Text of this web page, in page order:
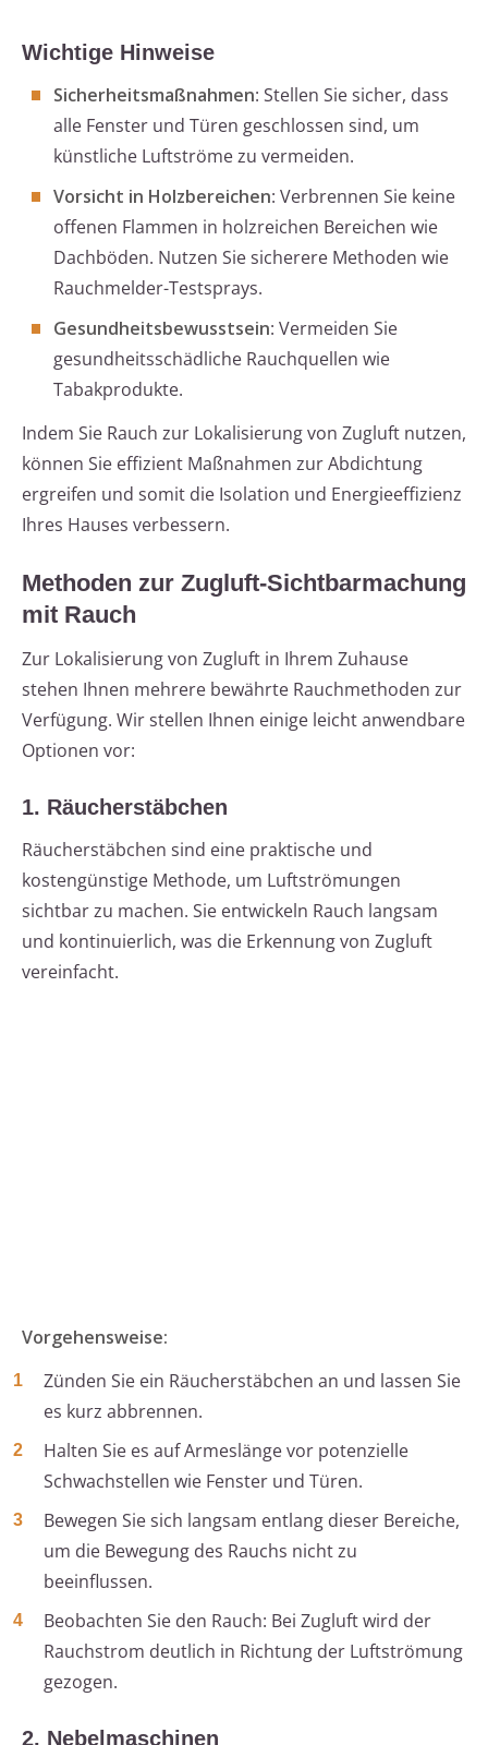
Wichtige Hinweise
Sicherheitsmaßnahmen: Stellen Sie sicher, dass
alle Fenster und Türen geschlossen sind, um
künstliche Luftströme zu vermeiden.
Vorsicht in Holzbereichen: Verbrennen Sie keine
offenen Flammen in holzreichen Bereichen wie
Dachböden. Nutzen Sie sicherere Methoden wie
Rauchmelder-Testsprays.
Gesundheitsbewusstsein: Vermeiden Sie
gesundheitsschädliche Rauchquellen wie
Tabakprodukte.
Indem Sie Rauch zur Lokalisierung von Zugluft nutzen,
können Sie effizient Maßnahmen zur Abdichtung
ergreifen und somit die Isolation und Energieeffizienz
Ihres Hauses verbessern.
Methoden zur Zugluft-Sichtbarmachung
mit Rauch
Zur Lokalisierung von Zugluft in Ihrem Zuhause
stehen Ihnen mehrere bewährte Rauchmethoden zur
Verfügung. Wir stellen Ihnen einige leicht anwendbare
Optionen vor:
1. Räucherstäbchen
Räucherstäbchen sind eine praktische und
kostengünstige Methode, um Luftströmungen
sichtbar zu machen. Sie entwickeln Rauch langsam
und kontinuierlich, was die Erkennung von Zugluft
vereinfacht.
Vorgehensweise:
Zünden Sie ein Räucherstäbchen an und lassen Sie
es kurz abbrennen.
Halten Sie es auf Armeslänge vor potenzielle
Schwachstellen wie Fenster und Türen.
Bewegen Sie sich langsam entlang dieser Bereiche,
um die Bewegung des Rauchs nicht zu
beeinflussen.
Beobachten Sie den Rauch: Bei Zugluft wird der
Rauchstrom deutlich in Richtung der Luftströmung
gezogen.
2. Nebelmaschinen